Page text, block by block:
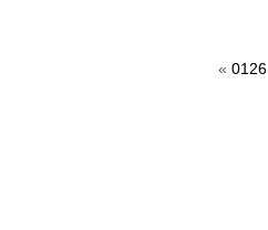
« 0126